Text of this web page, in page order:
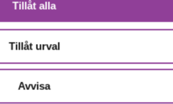
Tillåt alla
Tillåt urval
Avvisa
Kontakta oss